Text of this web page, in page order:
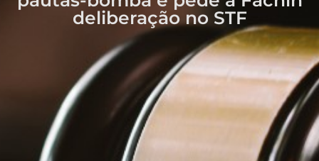
deliberação no STF